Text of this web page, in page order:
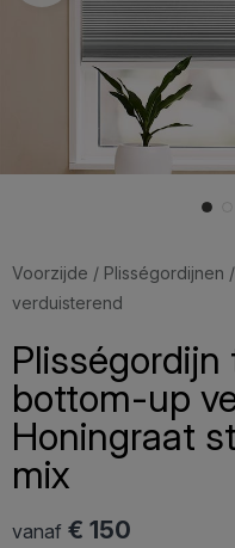
Voorzijde / Plisségordijnen
verduisterend
bottom-up
Honingraat
mix
vanaf € 150